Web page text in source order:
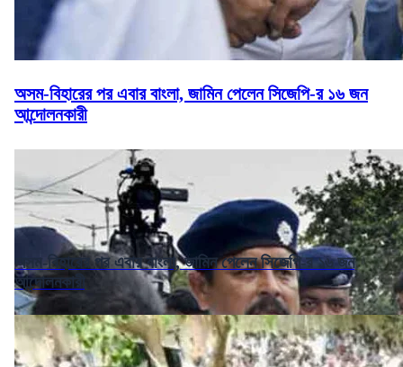
অসম-বিহারের পর এবার বাংলা, জামিন পেলেন সিজেপি-র ১৬ জন
আন্দোলনকারী
অসম-বিহারের পর এবার বাংলা, জামিন পেলেন সিজেপি-র ১৬ জন
আন্দোলনকারী